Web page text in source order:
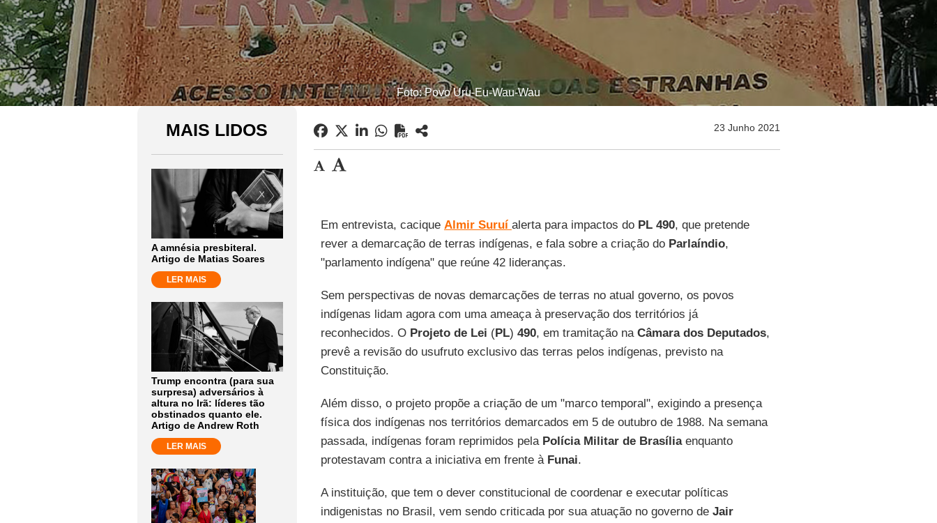
Foto: Povo Uru-Eu-Wau-Wau
MAIS LIDOS
A amnésia presbiteral.
Artigo de Matias Soares
LER MAIS
Trump encontra (para sua
surpresa) adversários à
altura no Irã: líderes tão
obstinados quanto ele.
Artigo de Andrew Roth
LER MAIS
23 Junho 2021
Em entrevista, cacique Almir Suruí alerta para impactos do PL 490, que pretende
rever a demarcação de terras indígenas, e fala sobre a criação do Parlaíndio,
"parlamento indígena" que reúne 42 lideranças.
Sem perspectivas de novas demarcações de terras no atual governo, os povos
indígenas lidam agora com uma ameaça à preservação dos territórios já
reconhecidos. O Projeto de Lei (PL) 490, em tramitação na Câmara dos Deputados,
prevê a revisão do usufruto exclusivo das terras pelos indígenas, previsto na
Constituição.
Além disso, o projeto propõe a criação de um "marco temporal", exigindo a presença
física dos indígenas nos territórios demarcados em 5 de outubro de 1988. Na semana
passada, indígenas foram reprimidos pela Polícia Militar de Brasíliaenquanto
protestavam contra a iniciativa em frente à Funai.
A instituição, que tem o dever constitucional de coordenar e executar políticas
indigenistas no Brasil, vem sendo criticada por sua atuação no governo de Jair